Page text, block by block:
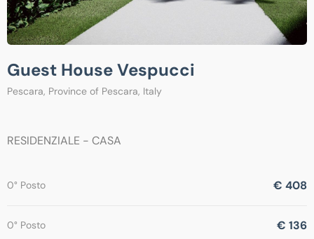
Guest House Vespucci
Pescara, Province of Pescara, Italy
RESIDENZIALE - CASA
0° Posto € 408
0° Posto € 136